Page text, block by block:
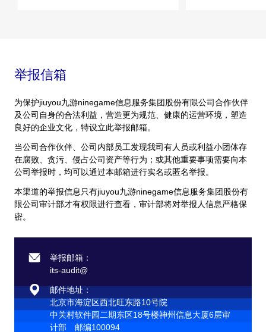
举报信箱
为保护jiuyou九游ninegame信息服务集团股份有限公司合作伙伴
及公司自身的合法利益，营造更为规范、健康的运营环境，塑造
良好的企业文化，特设立此举报邮箱。
当公司合作伙伴、公司内部员工发现我司有人员或利益小团体存
在腐败、贪污、侵占公司资产等行为；或其他重要事项需要向本
公司举报时，均可以通过本邮箱进行实名或匿名举报。
本渠道的举报信息只有jiuyou九游ninegame信息服务集团股份有
限公司审计部才有权限进行查看，审计部将对举报人信息严格保
密。
举报邮箱：
its-audit@
邮件地址：
北京市海淀区西北旺东路10号院
中关村软件园二期东区18号楼神州信息大厦6层审
计部 邮编100094